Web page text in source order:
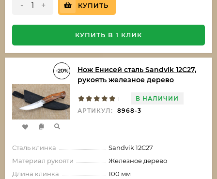
- + КУПИТЬ
КУПИТЬ В 1 КЛИК
-20%
Нож Енисей сталь Sandvik 12C27,
рукоять железное дерево
1
В НАЛИЧИИ
АРТИКУЛ:
8968-3
Сталь клинка
Sandvik 12C27
Материал рукояти
Железное дерево
Длина клинка
100 мм